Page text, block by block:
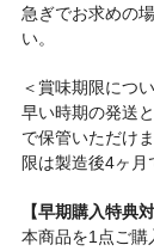
急ぎでお求めの
い。
＜賞味期限につ
早い時期の発送
で保管いただけ
限は製造後4ヶ月
【早期購入特典
本商品を1点ご購